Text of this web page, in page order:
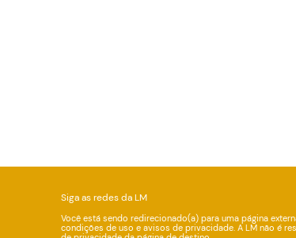
Siga as redes da LM
Você está sendo redirecionado(a) para uma página
condições de uso e avisos de privacidade. A LM não é